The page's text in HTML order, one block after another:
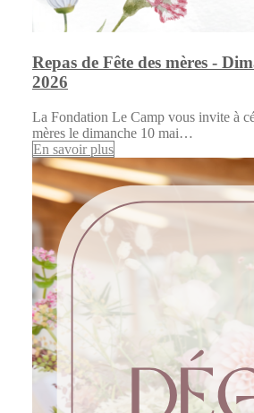
Repas de Fête des mères -
2026
La Fondation Le Camp vous invite à
mères le dimanche 10 mai…
En savoir plus